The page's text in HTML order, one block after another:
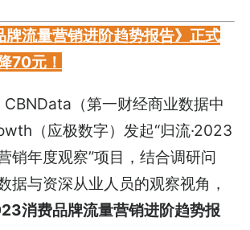
牌流量营销进阶趋势报告》正式
70元！
（第一财经商业数据中
（应极数字）发起“归流·2023
销年度观察”项目，结合调研问
据与资深从业人员的观察视角，
消费品牌流量营销进阶趋势报